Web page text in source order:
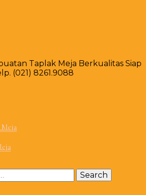
Taplak Meja Berkualitas Siap
(021) 8261.9088